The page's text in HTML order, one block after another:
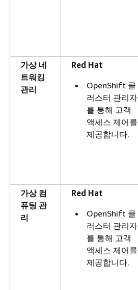
가상 네
트워킹
관리
Red Hat
OpenShift 클
러스터 관리자
를 통해 고객
액세스 제어를
제공합니다.
가상 컴
퓨팅 관
리
Red Hat
OpenShift 클
러스터 관리자
를 통해 고객
액세스 제어를
제공합니다.